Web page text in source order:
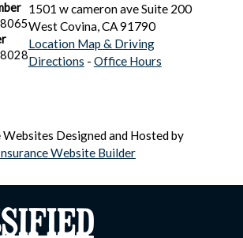
1501 w cameron ave Suite 200
West Covina,CA91790
Location Map & Driving
Directions - Office Hours
Websites Designed and Hosted by
Website Builder